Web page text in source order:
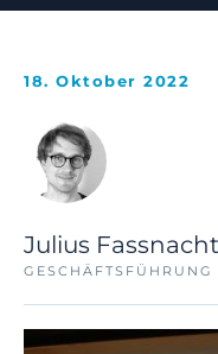
18. Oktober 2022
Julius Fassnacht
GESCHÄFTSFÜHRUNG